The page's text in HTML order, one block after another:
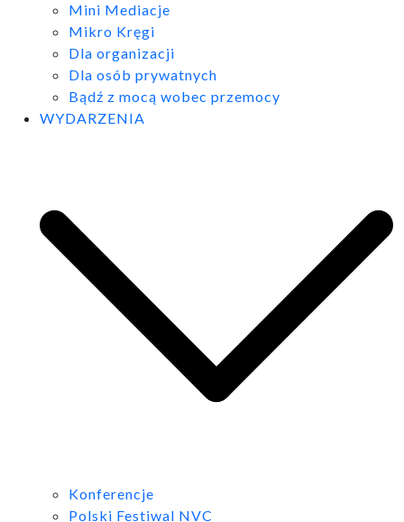
Mini Mediacje
Mikro Kręgi
Dla organizacji
Dla osób prywatnych
Bądź z mocą wobec przemocy
WYDARZENIA
Konferencje
Polski Festiwal NVC